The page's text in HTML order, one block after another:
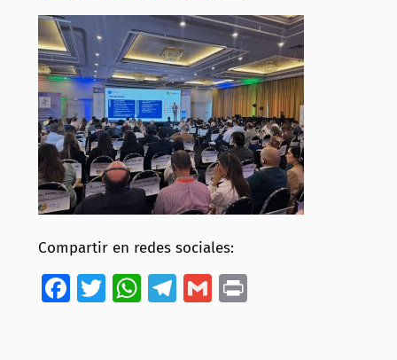
Compartir en redes sociales:
Facebook
Twitter
WhatsApp
Telegram
GmailPrint